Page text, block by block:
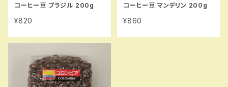
コーヒー豆 ブラジル 200g
¥820
コーヒー豆 マンデリン 200g
¥860